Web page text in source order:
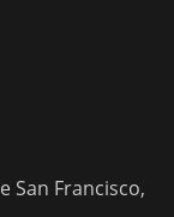
San Francisco,